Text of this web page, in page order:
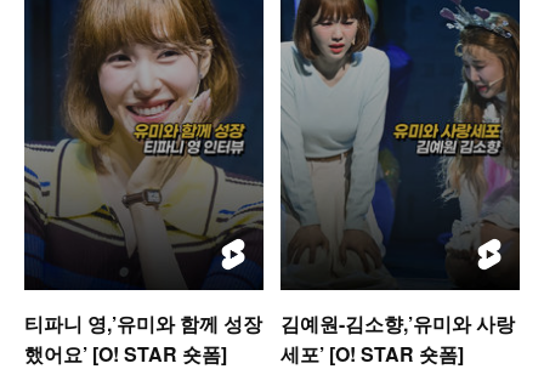
티파니 영,’유미와 함께 성장
했어요’ [O! STAR 숏폼]
김예원-김소향,’유미와 사랑
세포’ [O! STAR 숏폼]